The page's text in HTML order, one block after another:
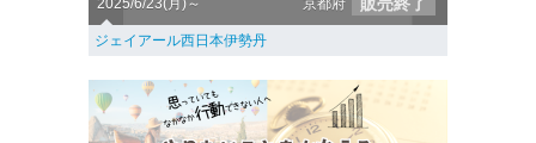
2025/6/23(月)～ 京都府
ジェイアール西日本伊勢丹